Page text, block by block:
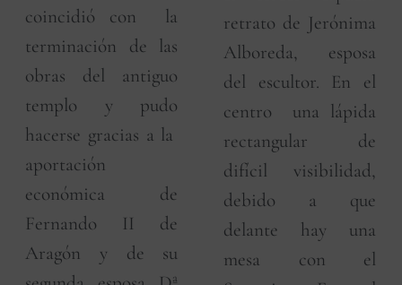
coincidió con la
terminación de las
obras del antiguo
templo y pudo
hacerse gracias a la
aportación
económica de
Fernando II de
Aragón y de su
retrato de Jerónima
Alboreda, esposa
del escultor. En el
centro una lápida
rectangular de
difícil visibilidad,
debido a que
delante hay una
mesa con el